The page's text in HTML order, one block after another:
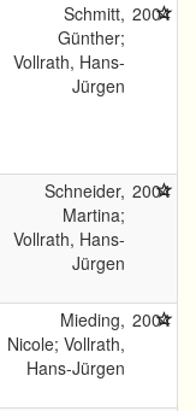
Schmitt,
Günther;
Vollrath, Hans-
Jürgen
2004
Schneider,
Martina;
Vollrath, Hans-
Jürgen
2004
Mieding,
Nicole; Vollrath,
Hans-Jürgen
2004